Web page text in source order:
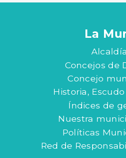
La
Alcaldía
Concejos de
Concejo
Historia,
Índices de
Nuestra
Políticas
Red de